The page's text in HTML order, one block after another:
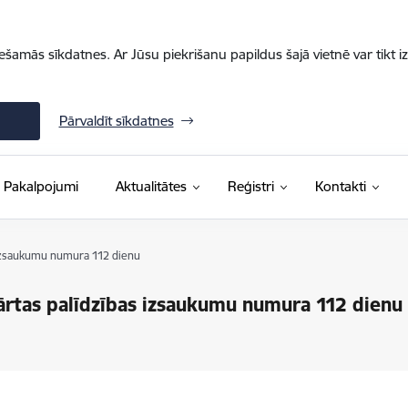
sīkdatnes. Ar Jūsu piekrišanu papildus šajā vietnē var tikt
Pārvaldīt sīkdatnes
Pakalpojumi Aktualitātes Reģistri Kontakti
numura 112 dienu
palīdzības izsaukumu numura 112 dienu